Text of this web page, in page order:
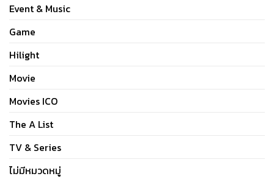
Event & Music
Game
Hilight
Movie
Movies ICO
The A List
TV & Series
ไม่มีหมวดหมู่